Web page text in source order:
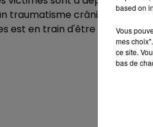
traumatisme crânien et une
est en train d'être établi.
based on
Vous
mes
ce site.
bas de